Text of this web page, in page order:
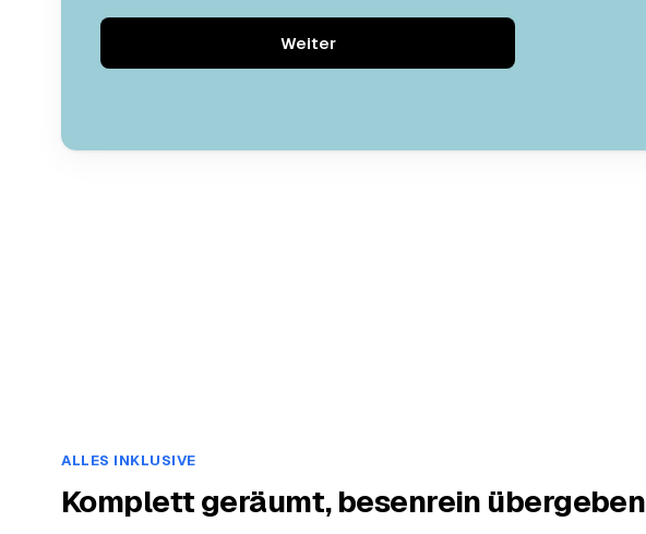
Weiter
ALLES INKLUSIVE
Komplett geräumt, besenrein übergeben